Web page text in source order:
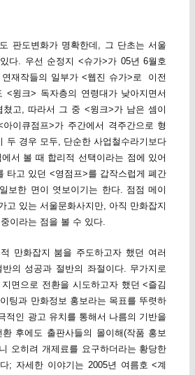
판도변화가 명확한데, 그 단초는 서울
다. 우선 순정지 <슈가>가 05년 6월호
재작들의 일부가 <웹진 슈가>로 이전
<윙크> 독자층의 연령대가 낮아지면서
쳤고, 따라서 그 중 <윙크>가 남은 셈이
이큐점프>가 주간에서 격주간으로 형
두 경우 모두, 단순한 사업철수라기보다
서 볼 때 합리적 선택이라는 점에 있어
타고 있던 <영점프>를 갑작스럽게 폐간
보한 면이 엿보이기는 한다. 점점 메이
고 있는 서울문화사지만, 아직 만화잡지
이라는 점을 볼 수 있다.
만화잡지 붐을 주도하고자 했던 여러
의 성공과 절반의 좌절이다. 무가지로
면으로 전환을 시도하고자 했던 <즐김
팅과 만화정보 홍보라는 목표를 뚜렷하
적인 광고 유치를 통해서 나름의 기반을
후에도 출판사들의 몰이해(작품 홍보
오히려 개제료를 요구하더라는 황당한
; 자세한 이야기는 2005년 여름호 <계